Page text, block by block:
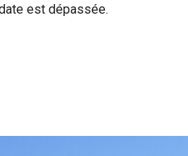
est dépassée.